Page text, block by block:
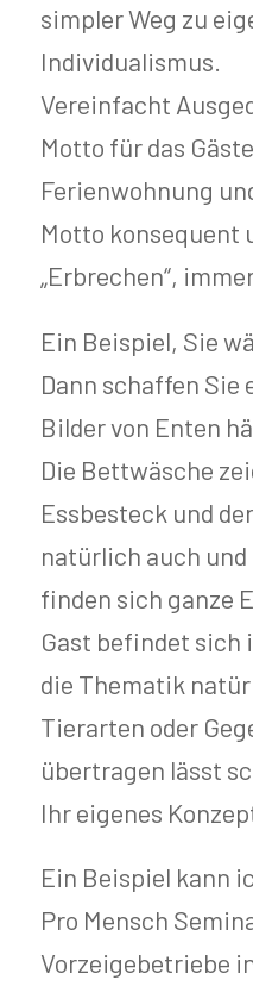
simpler Weg zu
Individualismus.
Vereinfacht
Motto für das
Ferienwohnung
Motto konsequent
„Erbrechen“,
Ein Beispiel, Sie
Dann schaffen Sie
Bilder von Enten
Die Bettwäsche
Essbesteck und
natürlich auch und
finden sich ganze
Gast befindet sich
die Thematik
Tierarten oder
übertragen lässt
Ihr eigenes
Ein Beispiel kann
Pro Mensch
Vorzeigebetriebe